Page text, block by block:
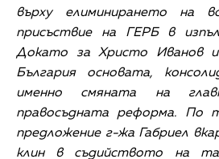
върху елиминирането на
присъствие на ГЕРБ в
Докато за Христо Иванов
България основата,
именно смяната на
правосъдната реформа. По
предложение г-жа Габриел
клин в съдийството на